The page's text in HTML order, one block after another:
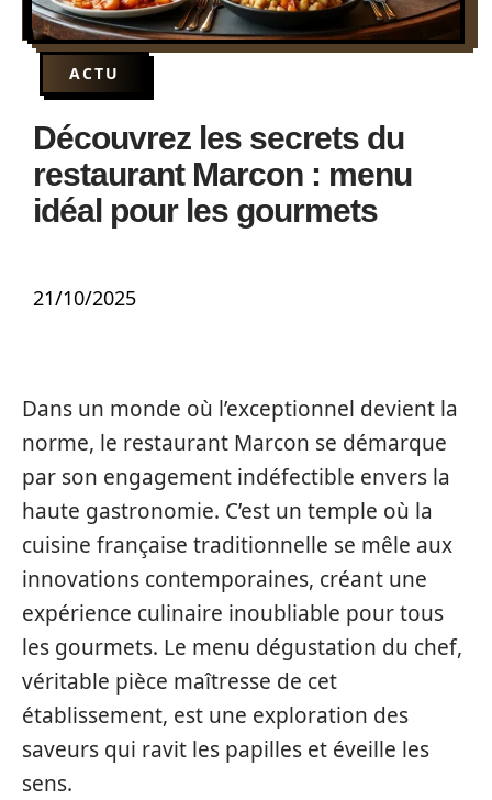
ACTU
Découvrez les secrets du
restaurant Marcon : menu
idéal pour les gourmets
21/10/2025
Dans un monde où l’exceptionnel devient la
norme, le restaurant Marcon se démarque
par son engagement indéfectible envers la
haute gastronomie. C’est un temple où la
cuisine française traditionnelle se mêle aux
innovations contemporaines, créant une
expérience culinaire inoubliable pour tous
les gourmets. Le menu dégustation du chef,
véritable pièce maîtresse de cet
établissement, est une exploration des
saveurs qui ravit les papilles et éveille les
sens.